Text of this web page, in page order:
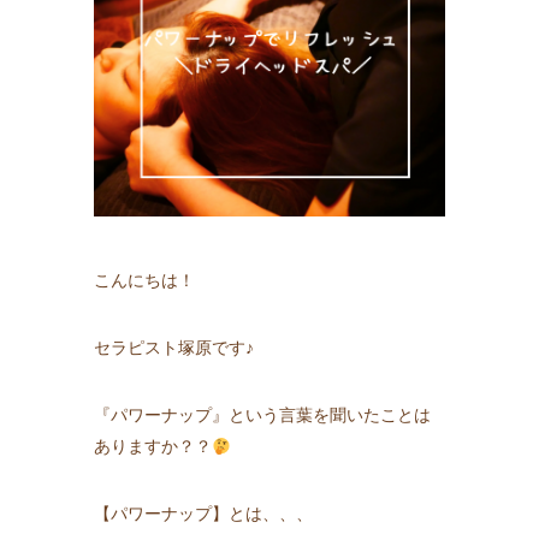
こんにちは！
セラピスト塚原です♪
『パワーナップ』という言葉を聞いたことは
ありますか？？
【パワーナップ】とは、、、